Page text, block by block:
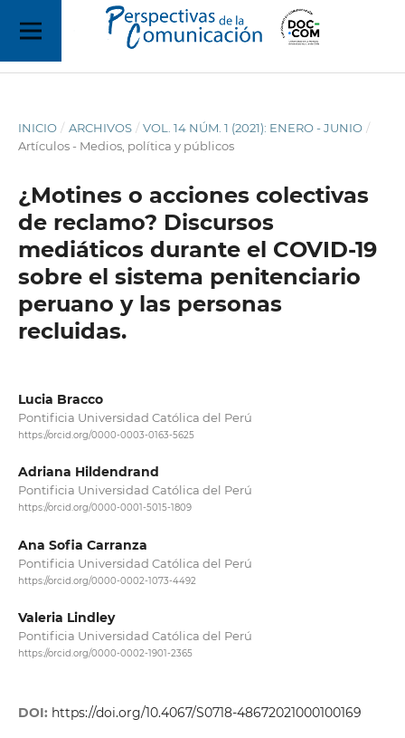
INICIO / ARCHIVOS / VOL. 14 NÚM. 1 (2021): ENERO - JUNIO /
Artículos - Medios, política y públicos
¿Motines o acciones colectivas
de reclamo? Discursos
mediáticos durante el COVID-19
sobre el sistema penitenciario
peruano y las personas
recluidas.
Lucia Bracco
Pontificia Universidad Católica del Perú
https://orcid.org/0000-0003-0163-5625
Adriana Hildendrand
Pontificia Universidad Católica del Perú
https://orcid.org/0000-0001-5015-1809
Ana Sofia Carranza
Pontificia Universidad Católica del Perú
https://orcid.org/0000-0002-1073-4492
Valeria Lindley
Pontificia Universidad Católica del Perú
https://orcid.org/0000-0002-1901-2365
DOI: https://doi.org/10.4067/S0718-48672021000100169